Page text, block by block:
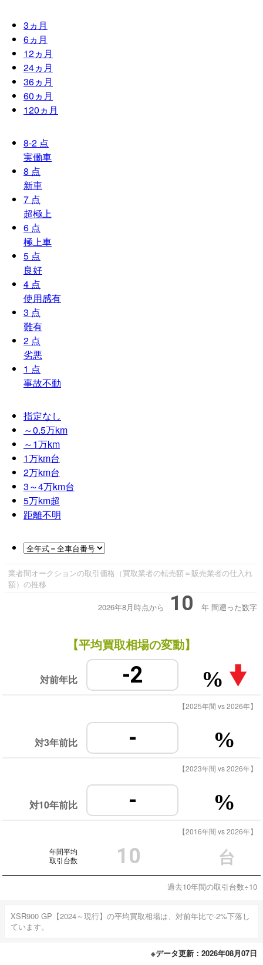
3ヵ月
6ヵ月
12ヵ月
24ヵ月
36ヵ月
60ヵ月
120ヵ月
8-2 点
実働車
8 点
新車
7 点
超極上
6 点
極上車
5 点
良好
4 点
使用感有
3 点
難有
2 点
劣悪
1 点
事故不動
指定なし
～0.5万km
～1万km
1万km台
2万km台
3～4万km台
5万km超
距離不明
業者間オークションの取引価格（買取業者の転売額＝販売業者の仕入れ
額）の推移
2026年8月時点から 10 年 間遡った数字
【平均買取相場の変動】
対前年比 -2 %
【2025年間 vs 2026年】
対3年前比 - %
【2023年間 vs 2026年】
対10年前比 - %
【2016年間 vs 2026年】
年間平均
取引台数
10 台
過去10年間の取引台数÷10
XSR900 GP【2024～現行】の平均買取相場は、対前年比で-2%下落し
ています。
※データ更新：2026年08月07日